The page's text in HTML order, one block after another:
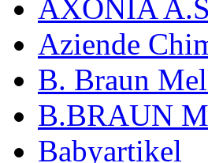
AXONIA
Aziende
B. Braun
B.BRAUN
Babyartikel